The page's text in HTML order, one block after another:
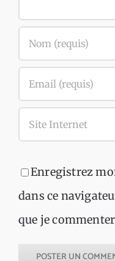
Enregistrez
dans ce
que je